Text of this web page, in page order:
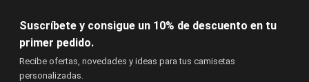
Suscríbete y consigue un 10% de descuento en tu
primer pedido.
Recibe ofertas, novedades y ideas para tus camisetas
personalizadas.